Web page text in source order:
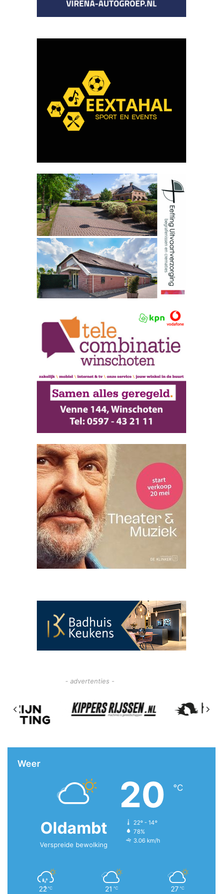
- advertenties -
Weer
Oldambt
Verspreide bewolking
20 ℃
22º - 14º
78%
3.06 km/h
22 ℃ 21 ℃ 27 ℃